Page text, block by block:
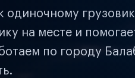
одиночному
на месте и
по городу